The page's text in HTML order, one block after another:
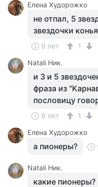
Елена Худорожко
не отпал, 5
звездочки
9 лет
1
Natali Ник.
и 3 и 5
фраза из
пословицу
9 лет
1
Елена Худорожко
а пионеры?
Natali Ник.
какие пионеры?